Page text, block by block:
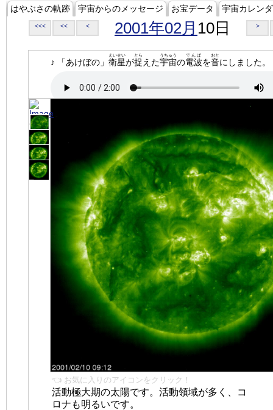
はやぶさの軌跡 宇宙からのメッセージ お宝データ 宇宙カレン
<<< << < 2001年02月 10日 >
♪ 「あけぼの」 衛星
えいせい
が捉
とら
えた宇宙
うちゅう
の電波
でんぱ
を音
おと
にしました。
👈 お気に入りのアイコンをクリック！
活動極大期の太陽です。活動領域が多く、コ
ロナも明るいです。